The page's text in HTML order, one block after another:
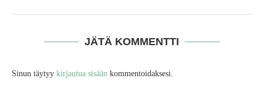
JÄTÄ KOMMENTTI
Sinun täytyy kirjautua sisään kommentoidaksesi.